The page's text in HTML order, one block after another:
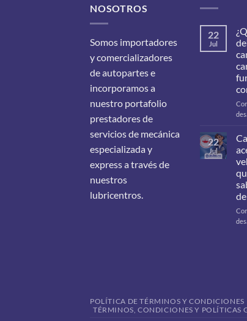
NOSOTROS
Somos importadores
y comercializadores
de autopartes e
incorporamos a
nuestro portafolio
prestadores de
servicios de mecánica
especializada y
express a través de
nuestros
lubricentros.
22
Jul
22
Jul
POLÍTICA DE TÉRMINOS Y CONDICIONES
TÉRMINOS, CONDICIONES Y POLÍTICAS